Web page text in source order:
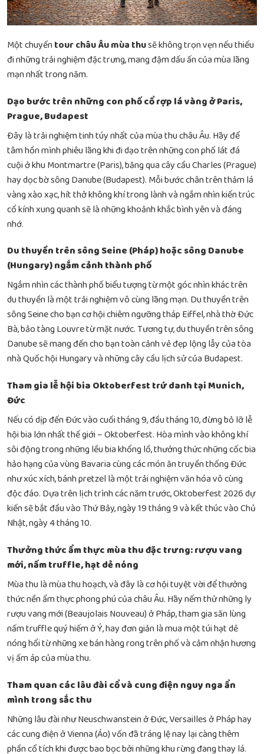
Một chuyếntour châu Âu mùa thusẽ không trọn vẹn nếu thiếu
đi những trải nghiệm đặc trưng, mang đậm dấu ấn của mùa lãng
mạn nhất trong năm.
Dạo bước trên những con phố cổ rợp lá vàng ở Paris,
Prague, Budapest
Đây là trải nghiệm tinh túy nhất của mùa thu châu Âu. Hãy để
tâm hồn mình phiêu lãng khi đi dạo trên những con phố lát đá
cuội ở khu Montmartre (Paris), băng qua cây cầu Charles (Prague)
hay dọc bờ sông Danube (Budapest). Mỗi bước chân trên thảm lá
vàng xào xạc, hít thở không khí trong lành và ngắm nhìn kiến trúc
cổ kính xung quanh sẽ là những khoảnh khắc bình yên và đáng
nhớ.
Du thuyền trên sông Seine (Pháp) hoặc sông Danube
(Hungary) ngắm cảnh thành phố
Ngắm nhìn các thành phố biểu tượng từ một góc nhìn khác trên
du thuyền là một trải nghiệm vô cùng lãng mạn. Du thuyền trên
sông Seine cho bạn cơ hội chiêm ngưỡng tháp Eiffel, nhà thờ Đức
Bà, bảo tàng Louvre từ mặt nước. Tương tự, du thuyền trên sông
Danube sẽ mang đến cho bạn toàn cảnh vẻ đẹp lộng lẫy của tòa
nhà Quốc hội Hungary và những cây cầu lịch sử của Budapest.
Tham gia lễ hội bia Oktoberfest trứ danh tại Munich,
Đức
Nếu có dịp đến Đức vào cuối tháng 9, đầu tháng 10, đừng bỏ lỡ lễ
hội bia lớn nhất thế giới – Oktoberfest. Hòa mình vào không khí
sôi động trong những lều bia khổng lồ, thưởng thức những cốc bia
hảo hạng của vùng Bavaria cùng các món ăn truyền thống Đức
như xúc xích, bánh pretzel là một trải nghiệm văn hóa vô cùng
độc đáo. Dựa trên lịch trình các năm trước, Oktoberfest 2026 dự
kiến sẽ bắt đầu vào Thứ Bảy, ngày 19 tháng 9 và kết thúc vào Chủ
Nhật, ngày 4 tháng 10.
Thưởng thức ẩm thực mùa thu đặc trưng: rượu vang
mới, nấm truffle, hạt dẻ nóng
Mùa thu là mùa thu hoạch, và đây là cơ hội tuyệt vời để thưởng
thức nền ẩm thực phong phú của châu Âu. Hãy nếm thử những ly
rượu vang mới (Beaujolais Nouveau) ở Pháp, tham gia săn lùng
nấm truffle quý hiếm ở Ý, hay đơn giản là mua một túi hạt dẻ
nóng hổi từ những xe bán hàng rong trên phố và cảm nhận hương
vị ấm áp của mùa thu.
Tham quan các lâu đài cổ và cung điện nguy nga ẩn
mình trong sắc thu
Những lâu đài như Neuschwanstein ở Đức, Versailles ở Pháp hay
các cung điện ở Vienna (Áo) vốn đã tráng lệ nay lại càng thêm
phần cổ tích khi được bao bọc bởi những khu rừng đang thay lá.